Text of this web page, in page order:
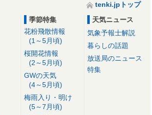
tenki.jpトップ
季節特集
花粉飛散情報
(1～5月頃)
桜開花情報
(2～5月頃)
GWの天気
(4～5月頃)
梅雨入り・明け
(5～7月頃)
天気ニュース
気象予報士解説
暮らしの話題
放送局のニュース
特集